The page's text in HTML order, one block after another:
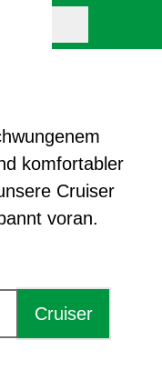
komfortabler
Cruiser
voran.
Cruiser